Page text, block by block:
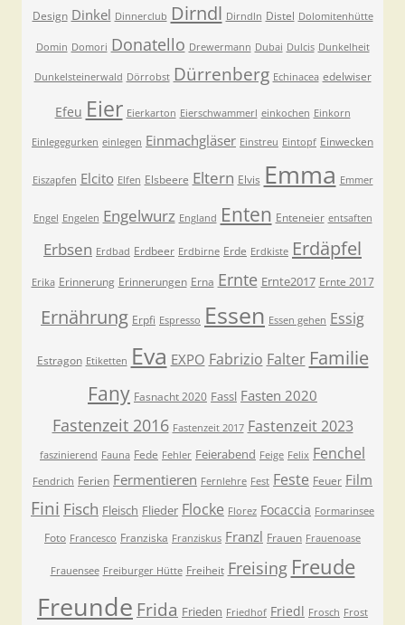
Design Dinkel Dinnerclub Dirndl Dirndln Distel Dolomitenhütte
Domin Domori Donatello Drewermann Dubai Dulcis Dunkelheit
Dunkelsteinerwald Dörrobst Dürrenberg Echinacea edelwiser
Efeu Eier Eierkarton Eierschwammerl einkochen Einkorn
Einlegegurken einlegen Einmachgläser Einstreu Eintopf Einwecken
Eiszapfen Elcito Elfen Elsbeere Eltern Elvis Emma Emmer
Engel Engelen Engelwurz England Enten Enteneier entsaften
Erbsen Erdbad Erdbeer Erdbirne Erde Erdkiste Erdäpfel
Erika Erinnerung Erinnerungen Erna Ernte Ernte2017 Ernte 2017
Ernährung Erpfi Espresso Essen Essen gehen Essig
Estragon Etiketten Eva EXPO Fabrizio Falter Familie
Fany Fasnacht 2020 Fassl Fasten 2020
Fastenzeit 2016 Fastenzeit 2017 Fastenzeit 2023
faszinierend Fauna Fede Fehler Feierabend Feige Felix Fenchel
Fendrich Ferien Fermentieren Fernlehre Fest Feste Feuer Film
Fini Fisch Fleisch Flieder Flocke Florez Focaccia Formarinsee
Foto Francesco Franziska Franziskus Franzl Frauen Frauenoase
Frauensee Freiburger Hütte Freiheit Freising Freude
Freunde Frida Frieden Friedhof Friedl Frosch Frost